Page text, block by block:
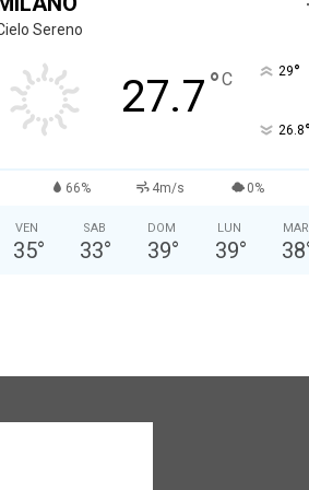
Sereno
27.7°C 29°
26.8°
66% 4m/s 0%
VEN
35°
SAB
33°
DOM
39°
LUN
39°
MAR
38